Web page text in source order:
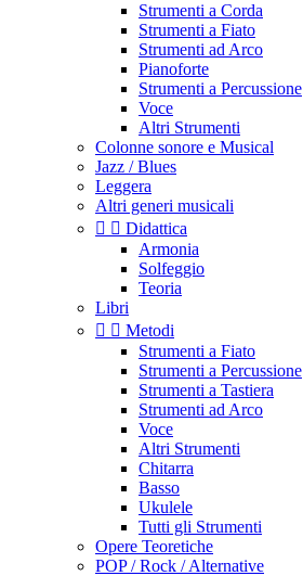
Strumenti a Corda
Strumenti a Fiato
Strumenti ad Arco
Pianoforte
Strumenti a Percussione
Voce
Altri Strumenti
Colonne sonore e Musical
Jazz / Blues
Leggera
Altri generi musicali
  Didattica
Armonia
Solfeggio
Teoria
Libri
  Metodi
Strumenti a Fiato
Strumenti a Percussione
Strumenti a Tastiera
Strumenti ad Arco
Voce
Altri Strumenti
Chitarra
Basso
Ukulele
Tutti gli Strumenti
Opere Teoretiche
POP / Rock / Alternative